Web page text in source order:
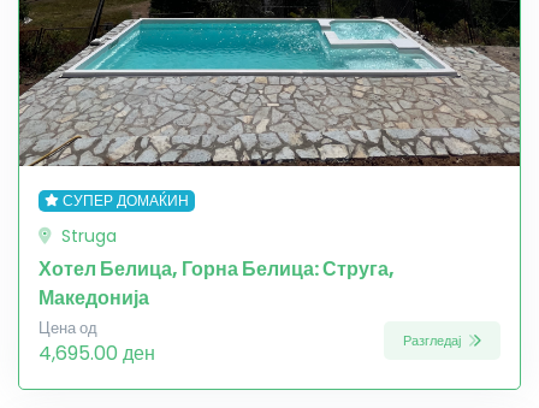
СУПЕР ДОМАЌИН
Struga
Хотел Белица, Горна Белица: Струга,
Македонија
Цена од
4,695.00 ден Разгледај